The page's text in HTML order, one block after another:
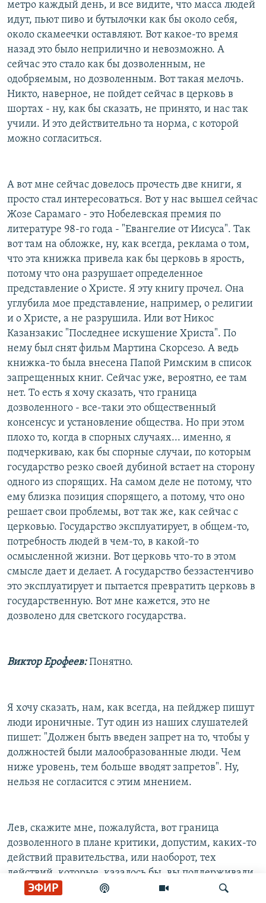
ЭФИР
метро каждый день, и все видите, что масса людей
идут, пьют пиво и бутылочки как бы около себя,
около скамеечки оставляют. Вот какое-то время
назад это было неприлично и невозможно. А
сейчас это стало как бы дозволенным, не
одобряемым, но дозволенным. Вот такая мелочь.
Никто, наверное, не пойдет сейчас в церковь в
шортах - ну, как бы сказать, не принято, и нас так
учили. И это действительно та норма, с которой
можно согласиться.
А вот мне сейчас довелось прочесть две книги, я
просто стал интересоваться. Вот у нас вышел сейчас
Жозе Сарамаго - это Нобелевская премия по
литературе 98-го года - "Евангелие от Иисуса". Так
вот там на обложке, ну, как всегда, реклама о том,
что эта книжка привела как бы церковь в ярость,
потому что она разрушает определенное
представление о Христе. Я эту книгу прочел. Она
углубила мое представление, например, о религии
и о Христе, а не разрушила. Или вот Никос
Казанзакис "Последнее искушение Христа". По
нему был снят фильм Мартина Скорсезо. А ведь
книжка-то была внесена Папой Римским в список
запрещенных книг. Сейчас уже, вероятно, ее там
нет. То есть я хочу сказать, что граница
дозволенного - все-таки это общественный
консенсус и установление общества. Но при этом
плохо то, когда в спорных случаях... именно, я
подчеркиваю, как бы спорные случаи, по которым
государство резко своей дубиной встает на сторону
одного из спорящих. На самом деле не потому, что
ему близка позиция спорящего, а потому, что оно
решает свои проблемы, вот так же, как сейчас с
церковью. Государство эксплуатирует, в общем-то,
потребность людей в чем-то, в какой-то
осмысленной жизни. Вот церковь что-то в этом
смысле дает и делает. А государство беззастенчиво
это эксплуатирует и пытается превратить церковь в
государственную. Вот мне кажется, это не
дозволено для светского государства.
Виктор Ерофеев:Понятно.
Я хочу сказать, нам, как всегда, на пейджер пишут
люди ироничные. Тут один из наших слушателей
пишет: "Должен быть введен запрет на то, чтобы у
должностей были малообразованные люди. Чем
ниже уровень, тем больше вводят запретов". Ну,
нельзя не согласится с этим мнением.
Лев, скажите мне, пожалуйста, вот граница
дозволенного в плане критики, допустим, каких-то
действий правительства, или наоборот, тех
действий, которые, казалось бы, вы поддерживали,
а потом как-то они вам показались неудачными,